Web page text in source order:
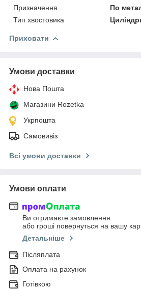
Призначення
По
Тип хвостовика
Приховати
Умови доставки
Нова Пошта
Магазини Rozetka
Укрпошта
Самовивіз
Всі умови доставки
Умови оплати
Ви отримаєте замовлення
або гроші повернуться на вашу
Детальніше
Післяплата
Оплата на рахунок
Готівкою